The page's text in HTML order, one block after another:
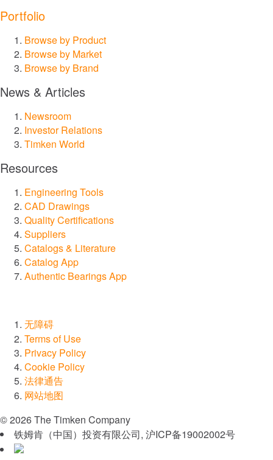
Portfolio
Browse by Product
Browse by Market
Browse by Brand
News & Articles
Newsroom
Investor Relations
Timken World
Resources
Engineering Tools
CAD Drawings
Quality Certifications
Suppliers
Catalogs & Literature
Catalog App
Authentic Bearings App
无障碍
Terms of Use
Privacy Policy
Cookie Policy
法律通告
网站地图
© 2026 The Timken Company
铁姆肯（中国）投资有限公司, 沪ICP备19002002号